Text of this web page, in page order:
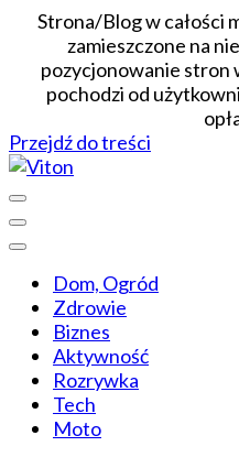
Strona/Blog w całości
zamieszczone na
pozycjonowanie stron
pochodzi od
Przejdź do treści
Viton
Dom, Ogród
Zdrowie
Biznes
Aktywność
Rozrywka
Tech
Moto